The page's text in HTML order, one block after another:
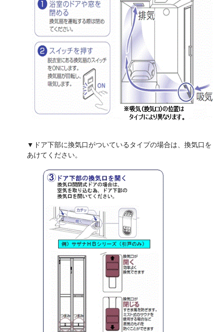
▼ドア下部に換気口がついているタイプの場合は、換気口を
あけてください。